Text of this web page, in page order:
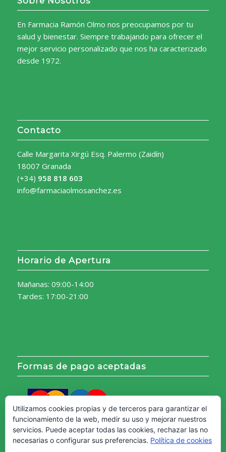
En Farmacia Ramón Olmo nos preocupamos por tu
salud y bienestar. Siempre trabajando para ofrecer el
mejor servicio personalizado que nos ha caracterizado
desde 1972.
Contacto
Calle Margarita Xirgú Esq. Palermo (Zaidín)
18007 Granada
(+34) 958 818 603
info@farmaciaolmosanchez.es
Horario de Apertura
Mañanas: 09:00-14:00
Tardes: 17:00-21:00
Formas de pago aceptadas
Utilizamos cookies propias y de terceros para garantizar el
funcionamiento de la web, medir su uso y mejorar nuestros
servicios. Puede aceptar todas las cookies, rechazar las no
necesarias o configurar sus preferencias. Política de cookies